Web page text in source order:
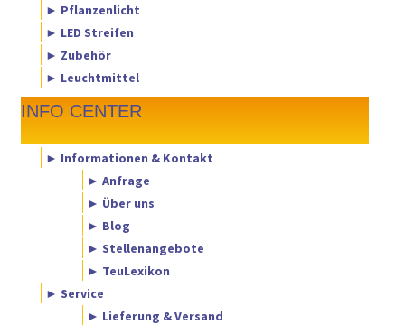
► Pflanzenlicht
► LED Streifen
► Zubehör
► Leuchtmittel
INFO CENTER
► Informationen & Kontakt
► Anfrage
► Über uns
► Blog
► Stellenangebote
► TeuLexikon
► Service
► Lieferung & Versand